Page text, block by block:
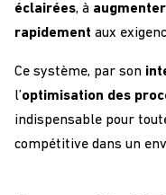
éclairées, à
rapidement aux
Ce système, par son
l’optimisation des
indispensable pour
compétitive dans un